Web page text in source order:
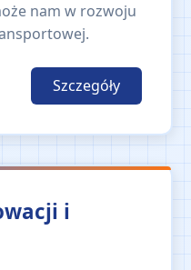
nam w rozwoju
Szczegóły
i